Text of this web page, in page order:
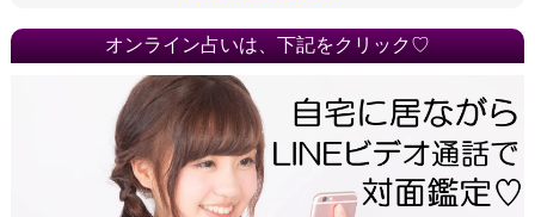
オンライン占いは、下記をクリック♡